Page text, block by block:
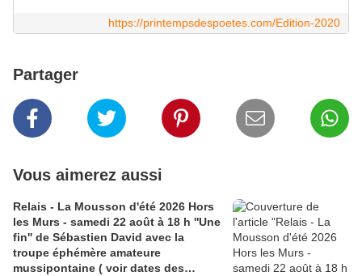
https://printempsdespoetes.com/Edition-2020
Partager
Vous aimerez aussi
Relais - La Mousson d'été 2026 Hors
les Murs - samedi 22 août à 18 h ''Une
fin'' de Sébastien David avec la
troupe éphémère amateure
mussipontaine ( voir dates des